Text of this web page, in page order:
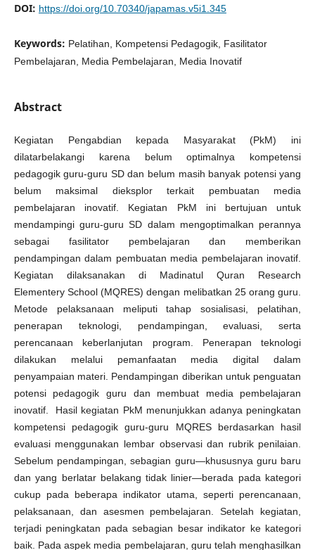
DOI: https://doi.org/10.70340/japamas.v5i1.345
Keywords: Pelatihan, Kompetensi Pedagogik, Fasilitator
Pembelajaran, Media Pembelajaran, Media Inovatif
Abstract
Kegiatan Pengabdian kepada Masyarakat (PkM) ini
dilatarbelakangi karena belum optimalnya kompetensi
pedagogik guru-guru SD dan belum masih banyak potensi yang
belum maksimal dieksplor terkait pembuatan media
pembelajaran inovatif. Kegiatan PkM ini bertujuan untuk
mendampingi guru-guru SD dalam mengoptimalkan perannya
sebagai fasilitator pembelajaran dan memberikan
pendampingan dalam pembuatan media pembelajaran inovatif.
Kegiatan dilaksanakan di Madinatul Quran Research
Elementery School (MQRES) dengan melibatkan 25 orang guru.
Metode pelaksanaan meliputi tahap sosialisasi, pelatihan,
penerapan teknologi, pendampingan, evaluasi, serta
perencanaan keberlanjutan program. Penerapan teknologi
dilakukan melalui pemanfaatan media digital dalam
penyampaian materi. Pendampingan diberikan untuk penguatan
potensi pedagogik guru dan membuat media pembelajaran
inovatif. Hasil kegiatan PkM menunjukkan adanya peningkatan
kompetensi pedagogik guru-guru MQRES berdasarkan hasil
evaluasi menggunakan lembar observasi dan rubrik penilaian.
Sebelum pendampingan, sebagian guru—khususnya guru baru
dan yang berlatar belakang tidak linier—berada pada kategori
cukup pada beberapa indikator utama, seperti perencanaan,
pelaksanaan, dan asesmen pembelajaran. Setelah kegiatan,
terjadi peningkatan pada sebagian besar indikator ke kategori
baik. Pada aspek media pembelajaran, guru telah menghasilkan